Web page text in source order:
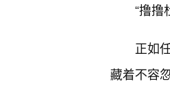
“撸撸
正如
藏着不容